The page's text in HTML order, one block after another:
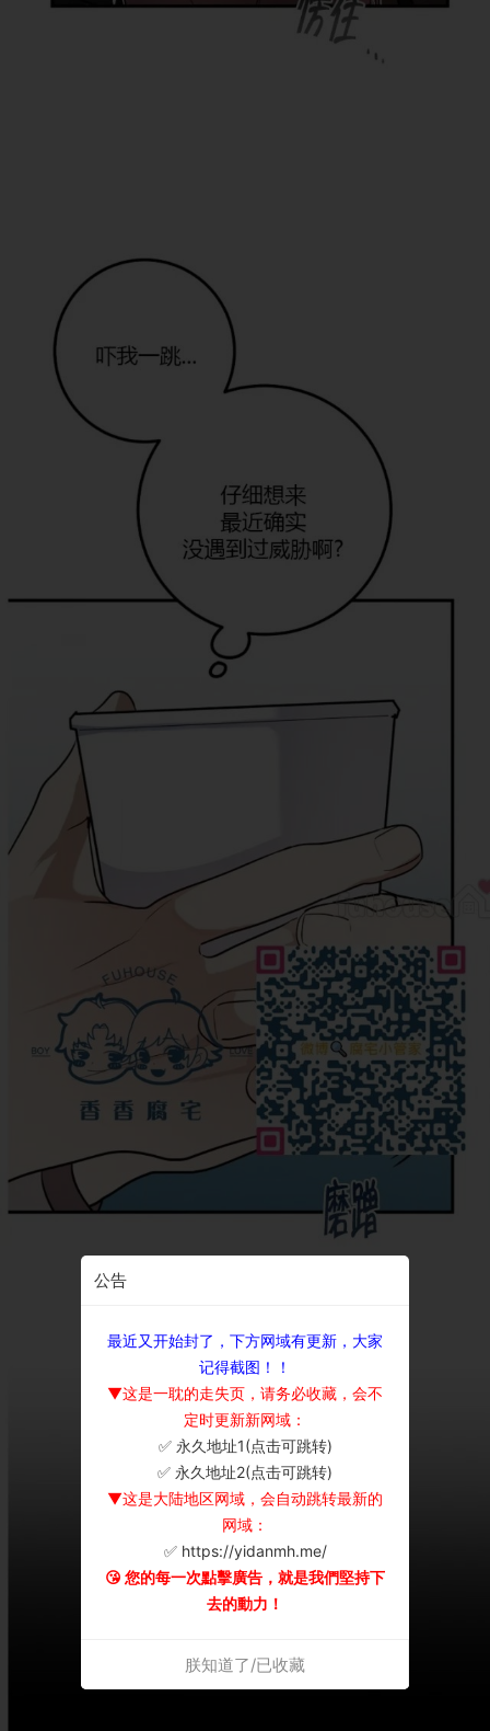
公告
最近又开始封了，下方网域有更新，大家
记得截图！！
▼这是一耽的走失页，请务必收藏，会不
定时更新新网域：
✅ 永久地址1(点击可跳转)
✅ 永久地址2(点击可跳转)
▼这是大陆地区网域，会自动跳转最新的
网域：
✅ https://yidanmh.me/
😘 您的每一次點擊廣告，就是我們堅持下
去的動力！
朕知道了/已收藏